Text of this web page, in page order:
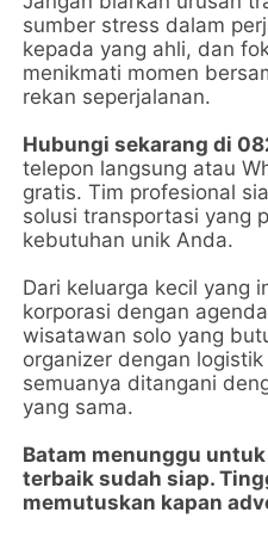
sumber stress dalam
kepada yang ahli, dan
menikmati momen
rekan seperjalanan.
Hubungi sekarang di
telepon langsung atau
gratis. Tim profesional
solusi transportasi yang
kebutuhan unik Anda.
Dari keluarga kecil yang
korporasi dengan
wisatawan solo yang
organizer dengan
semuanya ditangani
yang sama.
Batam menunggu
terbaik sudah siap.
memutuskan kapan